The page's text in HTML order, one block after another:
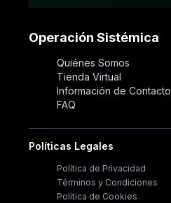
Operación Sistémica
Quiénes Somos
Tienda Virtual
Información de Contacto
FAQ
Políticas Legales
Política de Privacidad
Términos y Condiciones
Política de Cookies